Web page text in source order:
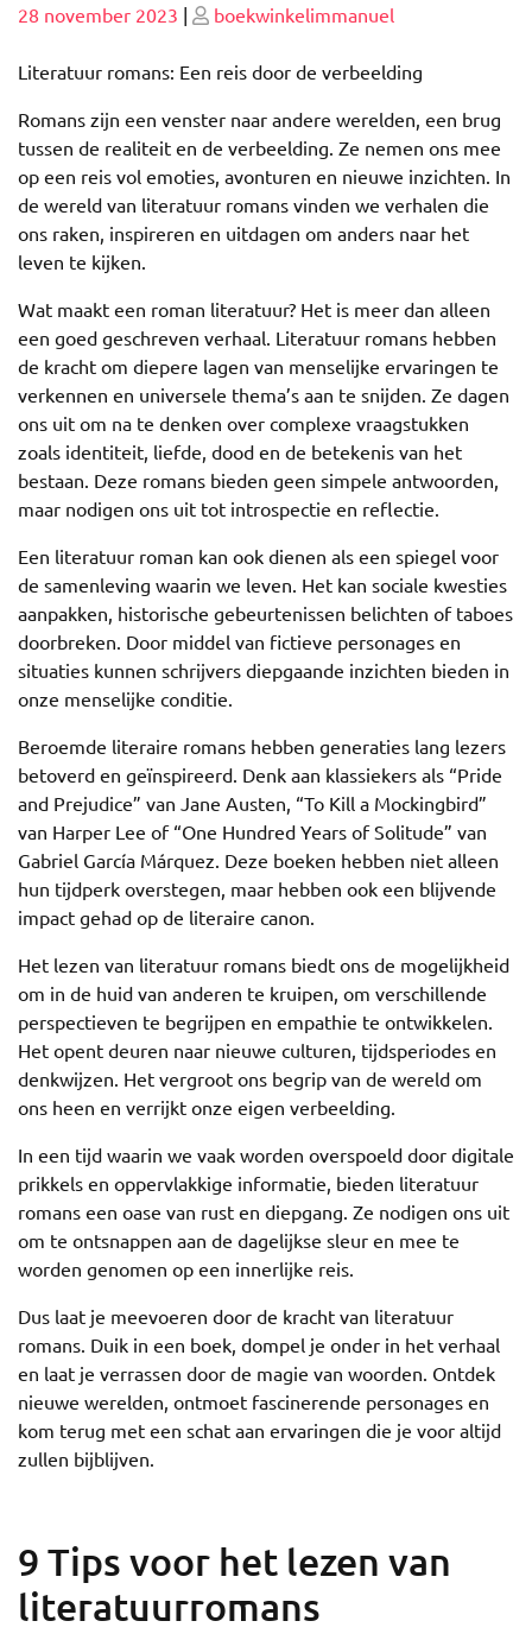
Geplaatst
28 november 2023 | Geplaatst
boekwinkelimmanuel
Literatuur romans: Een reis door de verbeelding
Romans zijn een venster naar andere werelden, een brug
tussen de realiteit en de verbeelding. Ze nemen ons mee
op een reis vol emoties, avonturen en nieuwe inzichten. In
de wereld van literatuur romans vinden we verhalen die
ons raken, inspireren en uitdagen om anders naar het
leven te kijken.
Wat maakt een roman literatuur? Het is meer dan alleen
een goed geschreven verhaal. Literatuur romans hebben
de kracht om diepere lagen van menselijke ervaringen te
verkennen en universele thema’s aan te snijden. Ze dagen
ons uit om na te denken over complexe vraagstukken
zoals identiteit, liefde, dood en de betekenis van het
bestaan. Deze romans bieden geen simpele antwoorden,
maar nodigen ons uit tot introspectie en reflectie.
Een literatuur roman kan ook dienen als een spiegel voor
de samenleving waarin we leven. Het kan sociale kwesties
aanpakken, historische gebeurtenissen belichten of taboes
doorbreken. Door middel van fictieve personages en
situaties kunnen schrijvers diepgaande inzichten bieden in
onze menselijke conditie.
Beroemde literaire romans hebben generaties lang lezers
betoverd en geïnspireerd. Denk aan klassiekers als “Pride
and Prejudice” van Jane Austen, “To Kill a Mockingbird”
van Harper Lee of “One Hundred Years of Solitude” van
Gabriel García Márquez. Deze boeken hebben niet alleen
hun tijdperk overstegen, maar hebben ook een blijvende
impact gehad op de literaire canon.
Het lezen van literatuur romans biedt ons de mogelijkheid
om in de huid van anderen te kruipen, om verschillende
perspectieven te begrijpen en empathie te ontwikkelen.
Het opent deuren naar nieuwe culturen, tijdsperiodes en
denkwijzen. Het vergroot ons begrip van de wereld om
ons heen en verrijkt onze eigen verbeelding.
In een tijd waarin we vaak worden overspoeld door digitale
prikkels en oppervlakkige informatie, bieden literatuur
romans een oase van rust en diepgang. Ze nodigen ons uit
om te ontsnappen aan de dagelijkse sleur en mee te
worden genomen op een innerlijke reis.
Dus laat je meevoeren door de kracht van literatuur
romans. Duik in een boek, dompel je onder in het verhaal
en laat je verrassen door de magie van woorden. Ontdek
nieuwe werelden, ontmoet fascinerende personages en
kom terug met een schat aan ervaringen die je voor altijd
zullen bijblijven.
9 Tips voor het lezen van
literatuurromans